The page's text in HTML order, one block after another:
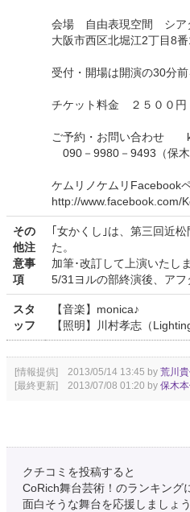
会場 自由表現空間 シア
大阪市西区北堀江2丁目8
受付・開場は開演の30分前
チケット料金 ２５００円
ご予約・お問い合わせ
090－9980－9493（保木
ケムリノケムリFacebook
http://www.facebook.com/
その
他注
意事
項
｢女かくし｣は、第三回近
た。
加筆･改訂して上演いたしま
5/31ヨルの部終演後、アフ
スタ
ッフ
【音楽】monica♪
【照明】川村孝志（
[情報提供] 2013/05/14 13:45 by 荒川
[最終更新] 2013/07/08 01:20 by 保木
クチコミを投稿すると
CoRich舞台芸術！のランキング
面白そうな舞台を応援しましょう